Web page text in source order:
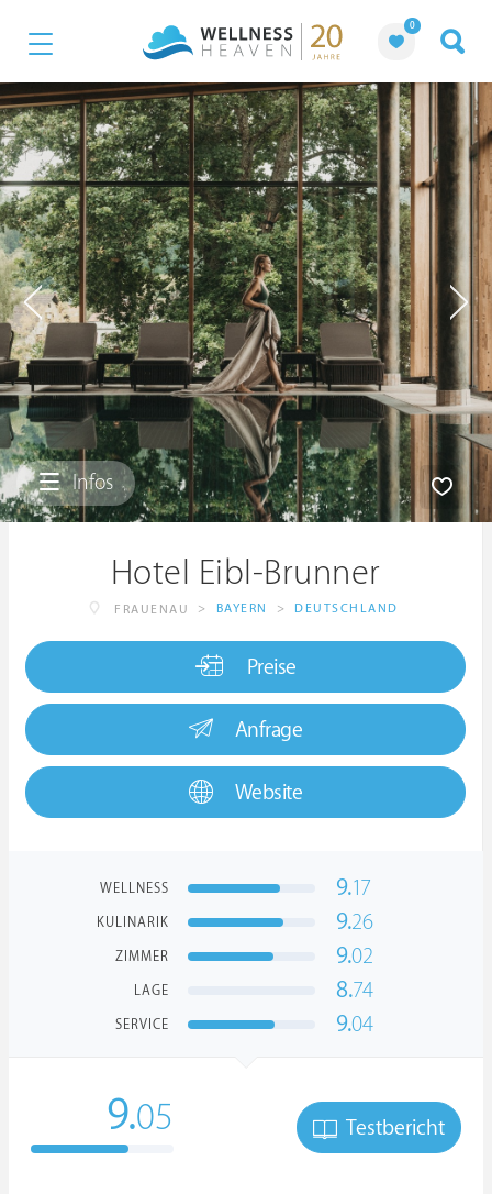
0
Infos
Hotel Eibl-Brunner
FRAUENAU > BAYERN > DEUTSCHLAND
Preise
Anfrage
Website
WELLNESS 9.17
KULINARIK 9.26
ZIMMER 9.02
LAGE 8.74
SERVICE 9.04
9.05 Testbericht